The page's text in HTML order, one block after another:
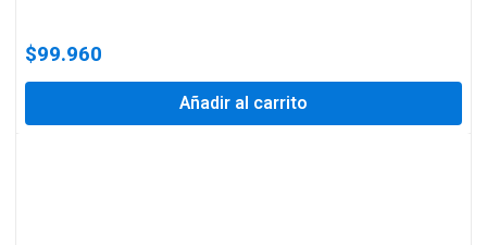
$99.960
Añadir al carrito